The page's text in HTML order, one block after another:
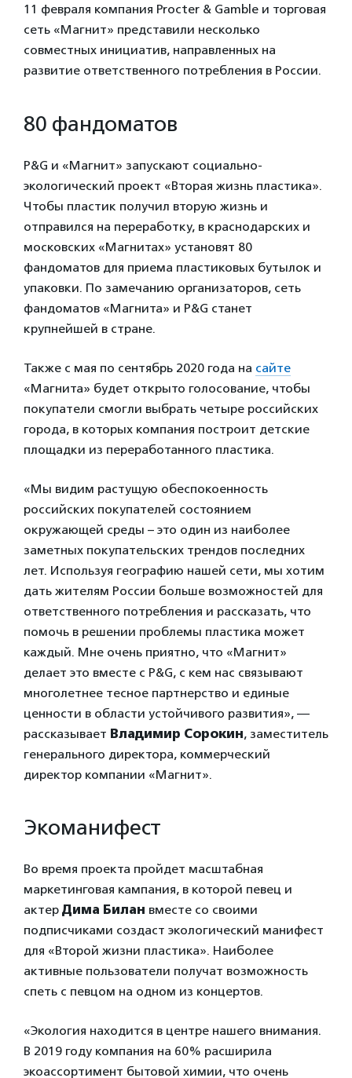
11 февраля компания Procter & Gamble и торговая
сеть «Магнит» представили несколько
совместных инициатив, направленных на
развитие ответственного потребления в России.
80 фандоматов
P&G и «Магнит» запускают социально-
экологический проект «Вторая жизнь пластика».
Чтобы пластик получил вторую жизнь и
отправился на переработку, в краснодарских и
московских «Магнитах» установят 80
фандоматов для приема пластиковых бутылок и
упаковки. По замечанию организаторов, сеть
фандоматов «Магнита» и P&G станет
крупнейшей в стране.
Также с мая по сентябрь 2020 года на сайте
«Магнита» будет открыто голосование, чтобы
покупатели смогли выбрать четыре российских
города, в которых компания построит детские
площадки из переработанного пластика.
«Мы видим растущую обеспокоенность
российских покупателей состоянием
окружающей среды – это один из наиболее
заметных покупательских трендов последних
лет. Используя географию нашей сети, мы хотим
дать жителям России больше возможностей для
ответственного потребления и рассказать, что
помочь в решении проблемы пластика может
каждый. Мне очень приятно, что «Магнит»
делает это вместе с P&G, с кем нас связывают
многолетнее тесное партнерство и единые
ценности в области устойчивого развития», —
рассказывает Владимир Сорокин, заместитель
генерального директора, коммерческий
директор компании «Магнит».
Экоманифест
Во время проекта пройдет масштабная
маркетинговая кампания, в которой певец и
актер Дима Билан вместе со своими
подписчиками создаст экологический манифест
для «Второй жизни пластика». Наиболее
активные пользователи получат возможность
спеть с певцом на одном из концертов.
«Экология находится в центре нашего внимания.
В 2019 году компания на 60% расширила
экоассортимент бытовой химии, что очень